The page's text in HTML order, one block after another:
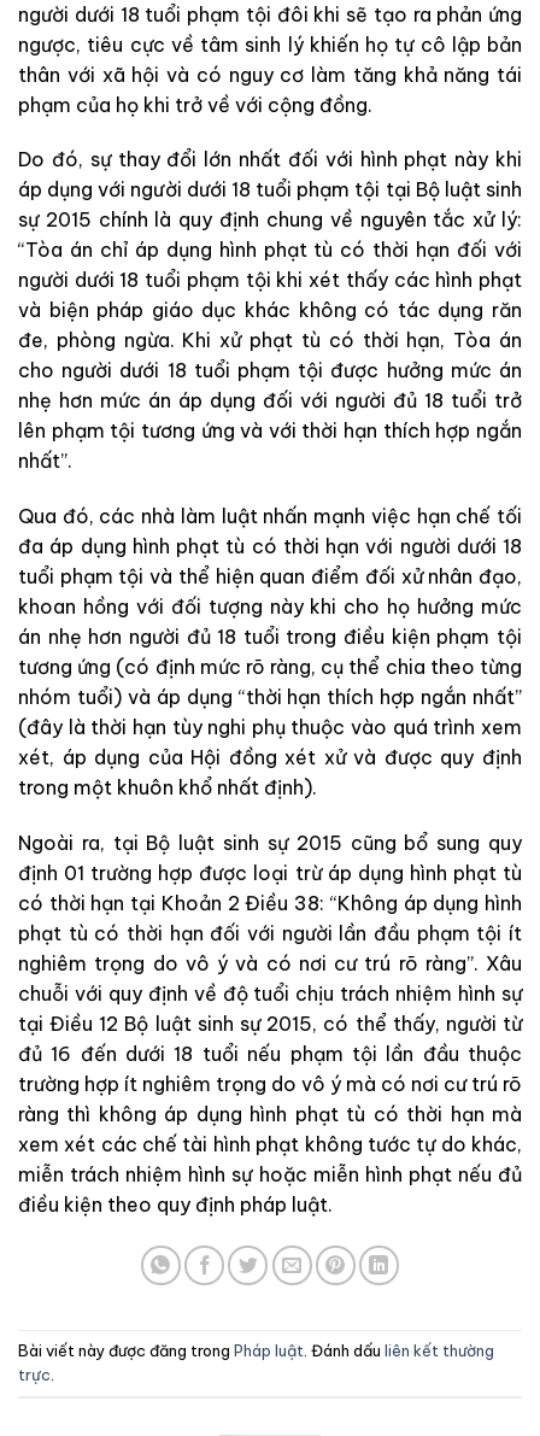
người dưới 18 tuổi phạm tội đôi khi sẽ tạo ra phản ứng
ngược, tiêu cực về tâm sinh lý khiến họ tự cô lập bản
thân với xã hội và có nguy cơ làm tăng khả năng tái
phạm của họ khi trở về với cộng đồng.
Do đó, sự thay đổi lớn nhất đối với hình phạt này khi
áp dụng với người dưới 18 tuổi phạm tội tại Bộ luật sinh
sự 2015 chính là quy định chung về nguyên tắc xử lý:
“Tòa án chỉ áp dụng hình phạt tù có thời hạn đối với
người dưới 18 tuổi phạm tội khi xét thấy các hình phạt
và biện pháp giáo dục khác không có tác dụng răn
đe, phòng ngừa. Khi xử phạt tù có thời hạn, Tòa án
cho người dưới 18 tuổi phạm tội được hưởng mức án
nhẹ hơn mức án áp dụng đối với người đủ 18 tuổi trở
lên phạm tội tương ứng và với thời hạn thích hợp ngắn
nhất”.
Qua đó, các nhà làm luật nhấn mạnh việc hạn chế tối
đa áp dụng hình phạt tù có thời hạn với người dưới 18
tuổi phạm tội và thể hiện quan điểm đối xử nhân đạo,
khoan hồng với đối tượng này khi cho họ hưởng mức
án nhẹ hơn người đủ 18 tuổi trong điều kiện phạm tội
tương ứng (có định mức rõ ràng, cụ thể chia theo từng
nhóm tuổi) và áp dụng “thời hạn thích hợp ngắn nhất”
(đây là thời hạn tùy nghi phụ thuộc vào quá trình xem
xét, áp dụng của Hội đồng xét xử và được quy định
trong một khuôn khổ nhất định).
Ngoài ra, tại Bộ luật sinh sự 2015 cũng bổ sung quy
định 01 trường hợp được loại trừ áp dụng hình phạt tù
có thời hạn tại Khoản 2 Điều 38: “Không áp dụng hình
phạt tù có thời hạn đối với người lần đầu phạm tội ít
nghiêm trọng do vô ý và có nơi cư trú rõ ràng”. Xâu
chuỗi với quy định về độ tuổi chịu trách nhiệm hình sự
tại Điều 12 Bộ luật sinh sự 2015, có thể thấy, người từ
đủ 16 đến dưới 18 tuổi nếu phạm tội lần đầu thuộc
trường hợp ít nghiêm trọng do vô ý mà có nơi cư trú rõ
ràng thì không áp dụng hình phạt tù có thời hạn mà
xem xét các chế tài hình phạt không tước tự do khác,
miễn trách nhiệm hình sự hoặc miễn hình phạt nếu đủ
điều kiện theo quy định pháp luật.
Bài viết này được đăng trong Pháp luật. Đánh dấu liên kết thường
trực.